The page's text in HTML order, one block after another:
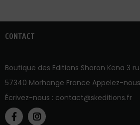
CONTACT
Boutique des Editions Sharon Kena 3
57340 Morhange France Appelez-
Écrivez-nous : contact@skeditions.fr